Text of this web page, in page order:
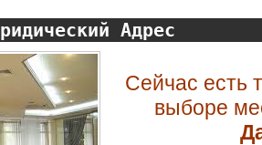
Адрес
Сейчас есть
выборе